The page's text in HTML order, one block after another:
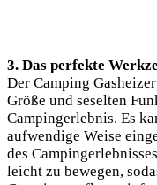
3. Das perfekte
Der Camping
Größe und seselten
Campingerlebnis. Es
aufwendige Weise
des
leicht zu bewegen,